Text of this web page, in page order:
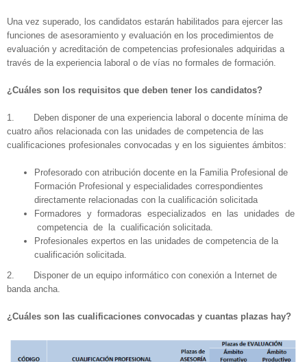
Una vez superado, los candidatos estarán habilitados para ejercer las
funciones de asesoramiento y evaluación en los procedimientos de
evaluación y acreditación de competencias profesionales adquiridas a
través de la experiencia laboral o de vías no formales de formación.
¿Cuáles son los requisitos que deben tener los candidatos?
1. Deben disponer de una experiencia laboral o docente mínima de
cuatro años relacionada con las unidades de competencia de las
cualificaciones profesionales convocadas y en los siguientes ámbitos:
Profesorado con atribución docente en la Familia Profesional de
Formación Profesional y especialidades correspondientes
directamente relacionadas con la cualificación solicitada
Formadores y formadoras especializados en las unidades de
competencia de la cualificación solicitada.
Profesionales expertos en las unidades de competencia de la
cualificación solicitada.
2. Disponer de un equipo informático con conexión a Internet de
banda ancha.
¿Cuáles son las cualificaciones convocadas y cuantas plazas hay?